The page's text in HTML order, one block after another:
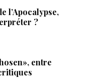
l’Apocalypse,
?
entre